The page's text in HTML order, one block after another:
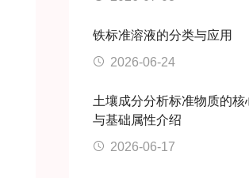
铁标准溶液的分类与应用
2026-06-24
土壤成分分析标准物质的核
与基础属性介绍
2026-06-17